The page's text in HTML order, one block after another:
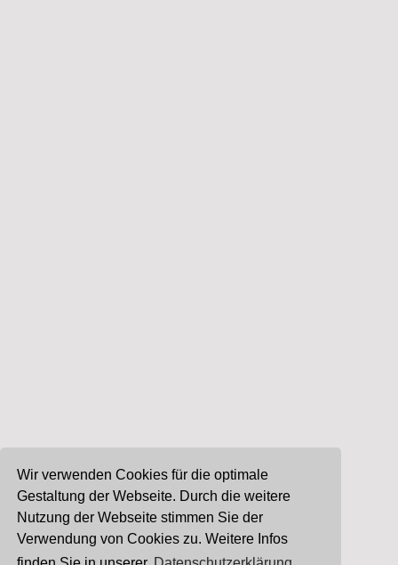
Wir verwenden Cookies für die optimale
Gestaltung der Webseite. Durch die weitere
Nutzung der Webseite stimmen Sie der
Verwendung von Cookies zu. Weitere Infos